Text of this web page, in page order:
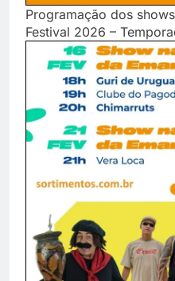
Programação dos
Festival 2026 –